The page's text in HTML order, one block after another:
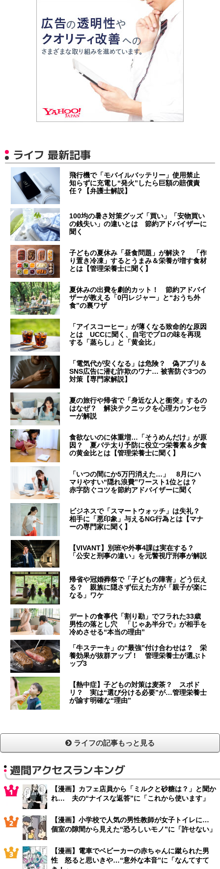
ライフ 最新記事
飛行機で「モバイルバッテリー」使用禁止
知らずに充電し“発火”したら巨額の賠償責
任？【弁護士解説】
100均の暑さ対策グッズ「買い」「安物買い
の銭失い」の違いとは 節約アドバイザーに
聞く
子どもの夏休み「昼食問題」が解決？ 「作
り置き冷凍」するとうまみ＆栄養が増す食材
とは【管理栄養士に聞く】
夏休みの出費を劇的カット！ 節約アドバイ
ザーが教える「0円レジャー」と“おうち外
食”の裏ワザ
「アイスコーヒー」が薄くなる致命的な原因
とは UCCに聞く、自宅でプロの味を再現
する「蒸らし」と「黄金比」
「電気代が安くなる」は危険？ 偽アプリ＆
SNS広告に潜む詐欺のワナ… 被害防ぐ3つの
対策【専門家解説】
夏の旅行や帰省で「身近な人と衝突」するの
はなぜ？ 解決テクニックを心理カウンセラ
ーが解説
食欲ないのに体重増…「そうめんだけ」が原
因？ 夏バテ太り予防に役立つ栄養素＆夕食
の黄金比とは【管理栄養士に聞く】
「いつの間にか5万円消えた…」 8月にハ
マりやすい“隠れ浪費”ワースト1位とは？
赤字防ぐコツを節約アドバイザーに聞く
ビジネスで「スマートウォッチ」は失礼？
相手に「悪印象」与えるNG行為とは【マナ
ーの専門家に聞く】
【VIVANT】別班や外事4課は実在する？
「公安と刑事の違い」を元警視庁刑事が解説
帰省や冠婚葬祭で「子どもの障害」どう伝え
る？ 親族に隠さず伝えた方が「親子が楽に
なる」ワケ
デートの食事代「割り勘」でフラれた33歳
男性の落とし穴 「じゃあ半分で」が相手を
冷めさせる“本当の理由”
「牛ステーキ」の“最強”付け合わせは？ 栄
養効果が抜群アップ！ 管理栄養士が選ぶト
ップ3
【熱中症】子どもの対策は麦茶？ スポド
リ？ 実は“選び分ける必要”が…管理栄養士
が諭す明確な“理由”
ライフの記事もっと見る
週間アクセスランキング
【漫画】カフェ店員から「ミルクと砂糖は？」と聞か
れ… 夫の“ナイスな返答”に「これから使います」
【漫画】小学校で人気の男性教師が女子トイレに…
個室の隙間から見えた“恐ろしいモノ”に「許せない」
【漫画】電車でベビーカーの赤ちゃんに蹴られた男
性 怒ると思いきや…“意外な本音”に「なんてすて